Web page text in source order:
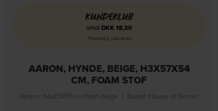
KUNDEKLUB
SPAR DKK 18,30
Tilmelding påkrævet
AARON, HYNDE, BEIGE, H3X57X54
CM, FOAM STOF
Varenr.: hosE3016-cushion-beige Brand: House of Sander